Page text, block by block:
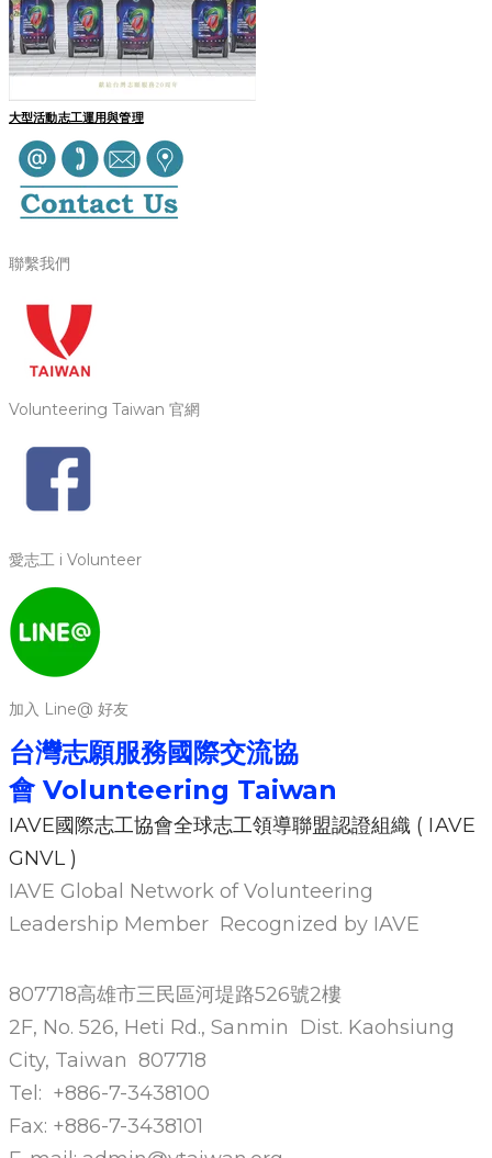
大型活動志工運用與管理
聯繫我們
Volunteering Taiwan 官網
愛志工 i Volunteer
加入 Line@ 好友
台灣志願服務國際交流協
會Volunteering Taiwan
IAVE國際志工協會全球志工領導聯盟認證組織 ( IAVE
GNVL )
IAVE Global Network of Volunteering
Leadership Member Recognized by IAVE
807718高雄市三民區河堤路526號2樓
2F, No. 526, Heti Rd., Sanmin Dist. Kaohsiung
City, Taiwan 807718
Tel: +886-7-3438100
Fax: +886-7-3438101